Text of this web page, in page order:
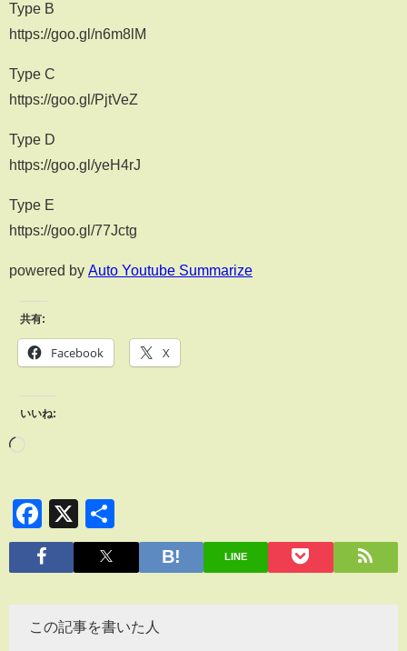
Type B
https://goo.gl/n6m8lM
Type C
https://goo.gl/PjtVeZ
Type D
https://goo.gl/yeH4rJ
Type E
https://goo.gl/77Jctg
powered by Auto Youtube Summarize
共有:
Facebook X
いいね:
Facebook
X
有
LINE
この記事を書いた人